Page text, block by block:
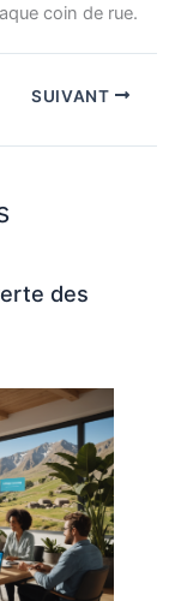
coin de rue.
SUIVANT
des